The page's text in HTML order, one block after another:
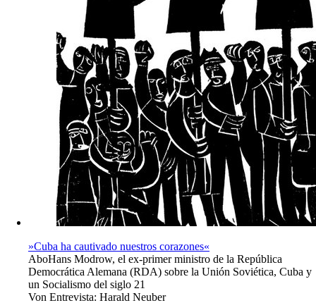
»Cuba ha cautivado nuestros corazones«
AboHans Modrow, el ex-primer ministro de la República
Democrática Alemana (RDA) sobre la Unión Soviética, Cuba y
un Socialismo del siglo 21
Von Entrevista: Harald Neuber